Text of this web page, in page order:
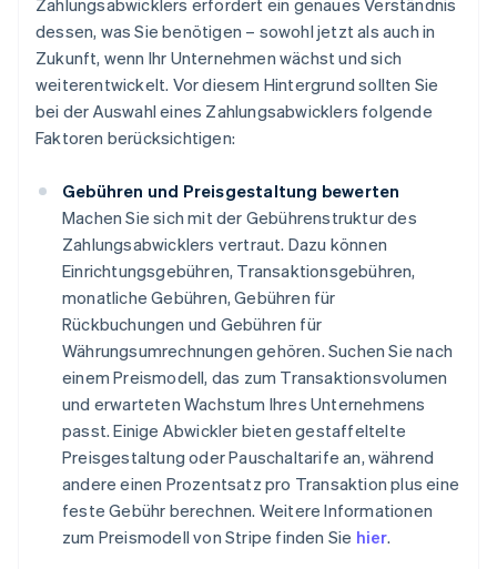
Zahlungsabwicklers erfordert ein genaues Verständnis
dessen, was Sie benötigen – sowohl jetzt als auch in
Zukunft, wenn Ihr Unternehmen wächst und sich
weiterentwickelt. Vor diesem Hintergrund sollten Sie
bei der Auswahl eines Zahlungsabwicklers folgende
Faktoren berücksichtigen:
Gebühren und Preisgestaltung bewerten
Machen Sie sich mit der Gebührenstruktur des
Zahlungsabwicklers vertraut. Dazu können
Einrichtungsgebühren, Transaktionsgebühren,
monatliche Gebühren, Gebühren für
Rückbuchungen und Gebühren für
Währungsumrechnungen gehören. Suchen Sie nach
einem Preismodell, das zum Transaktionsvolumen
und erwarteten Wachstum Ihres Unternehmens
passt. Einige Abwickler bieten gestaffeltelte
Preisgestaltung oder Pauschaltarife an, während
andere einen Prozentsatz pro Transaktion plus eine
feste Gebühr berechnen. Weitere Informationen
zum Preismodell von Stripe finden Sie hier.